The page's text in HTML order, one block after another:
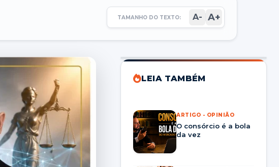
TAMANHO DO TEXTO: A- A+
LEIA TAMBÉM
ARTIGO - OPINIÃO
O consórcio é a bola
da vez